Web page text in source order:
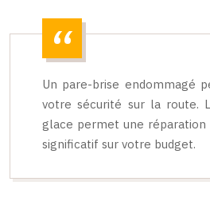
Un pare-brise endommagé
votre sécurité sur la route.
glace permet une réparation
significatif sur votre budget.